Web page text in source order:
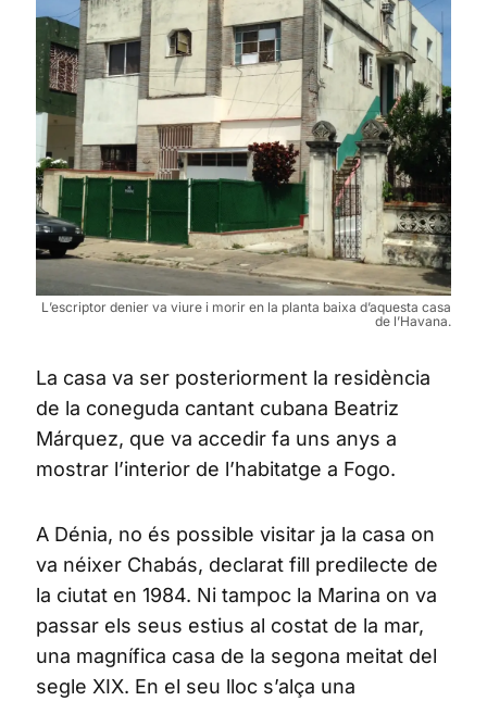
L’escriptor denier va viure i morir en la planta baixa d’aquesta casa
de l’Havana.
La casa va ser posteriorment la residència
de la coneguda cantant cubana Beatriz
Márquez, que va accedir fa uns anys a
mostrar l’interior de l’habitatge a Fogo.
A Dénia, no és possible visitar ja la casa on
va néixer Chabás, declarat fill predilecte de
la ciutat en 1984. Ni tampoc la Marina on va
passar els seus estius al costat de la mar,
una magnífica casa de la segona meitat del
segle XIX. En el seu lloc s’alça una